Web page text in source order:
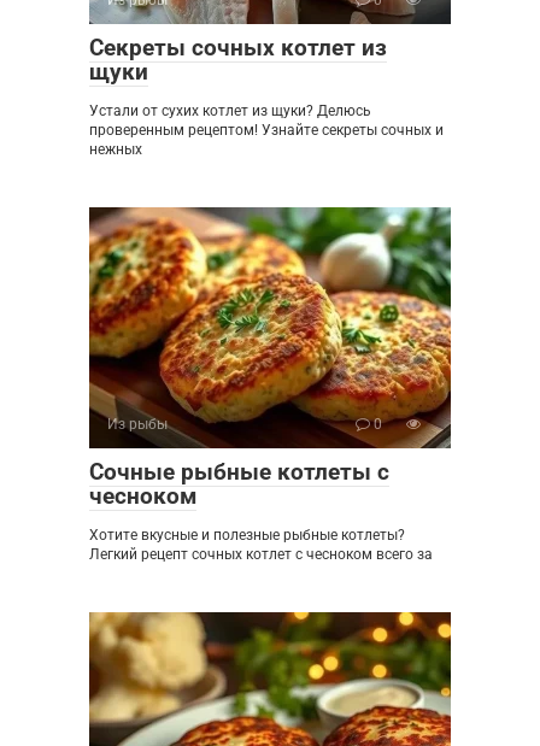
Секреты сочных котлет из
щуки
Устали от сухих котлет из щуки? Делюсь
проверенным рецептом! Узнайте секреты сочных и
нежных
Из рыбы 0
Сочные рыбные котлеты с
чесноком
Хотите вкусные и полезные рыбные котлеты?
Легкий рецепт сочных котлет с чесноком всего за